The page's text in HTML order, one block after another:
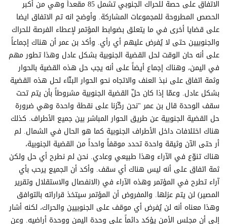
الاتفاق على حصة للحراك الجنوبي تشمل 85 مقعداً وهي من أكبر
الحصص المطروحة للمجموعات المشاركة. وأوضح انه تم الاتفاق ايضا
على قضايا أخرى في ما يتعلق بضوابط المؤتمر لإعطاء الفرصة للحراك
والجنوبيين حتى لا يُفرض عليهم أي رأي. وأكد بن عمر أن هناك إجماعاً
على أنه حان الوقت لحل القضية الجنوبية بشكل عادل وهذا تطور مهم
في اليمن، وهناك إجماع أيضاً على أنه يجب حل هذه القضية بالحوار
وثمة اتفاق على نبذ العنف والاتجاه نحو الحوار البنّاء لحل هذه القضية
بشكل عادل. وعمّا إذا كان حلّ القضية الجنوبية مشروطاً بأن يتم تحت
سقف الوحدة قال بن عمر "نحن ركّزنا على نقطة واحدة وهي ضرورة
حل القضية الجنوبية عن طريق الحوار المباشر بين جميع الأطراف. كذلك
هناك اختلافات داخل الأطراف الجنوبية كما هو الحال في الشمال. لم
أر حتى الآن وثيقة واحدة تحدد موقفاً واحداً من القضية الجنوبية،
هناك تنوّع في الآراء وهذا طبيعي وعادي. نحن لم نطرح أي حل ولكن
ثمة اتفاق على أنه ليس هناك أي سقف. وأكد أن الجميع يرحب بأي
آراء تطرح في المؤتمر وهذه الآراء في (الانفصال والاستقلال وتقرير
المصير) لن يتم عزلها. والمفروض أن المؤتمر سيتخذ قراراته بالتوافق
وهذا معناه أنه لن يُفرض أي موقف على الجنوبيين والحراك، لكنه أشار
إلى أن مجلس الأمن يؤكد دائماً على وحدة اليمن ووحدة أراضيه. وعن